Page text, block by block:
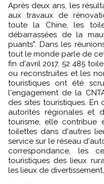
Après deux ans, les résultats sont au rendez-vous : grâce
aux travaux de
toute la Chine, les
débarrassées de la
puants". Dans les
tout le monde parle de
fin d'avril 2017, 52 485
ou reconstruites et les
touristiques ont été
l'engagement de la
des sites touristiques.
autorités régionales et
tourisme, elle contribue
toilettes dans d'autres
service sur le réseau
correspondance, les
touristiques des lieux
les lieux de